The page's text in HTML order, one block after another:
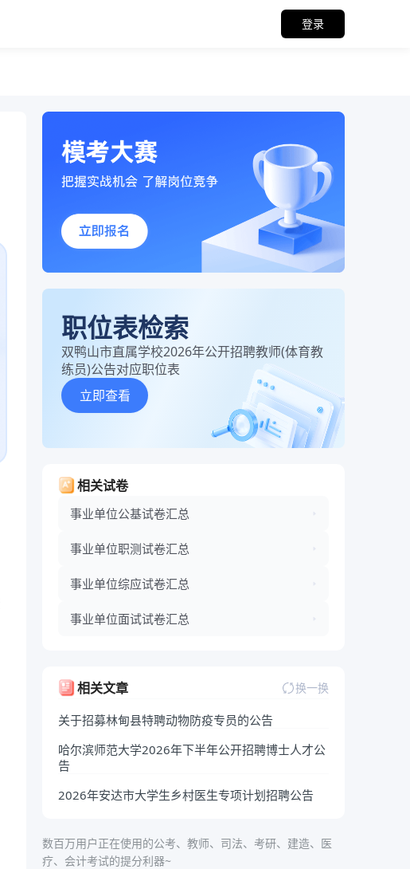
登录
职位表检索
双鸭山市直属学校2026年公开招聘教师(体育教
练员)公告对应职位表
立即查看
相关试卷
事业单位公基试卷汇总
事业单位职测试卷汇总
事业单位综应试卷汇总
事业单位面试试卷汇总
相关文章 换一换
关于招募林甸县特聘动物防疫专员的公告
哈尔滨师范大学2026年下半年公开招聘博士人才公
告
2026年安达市大学生乡村医生专项计划招聘公告
数百万用户正在使用的公考、教师、司法、考研、建造、医
疗、会计考试的提分利器~